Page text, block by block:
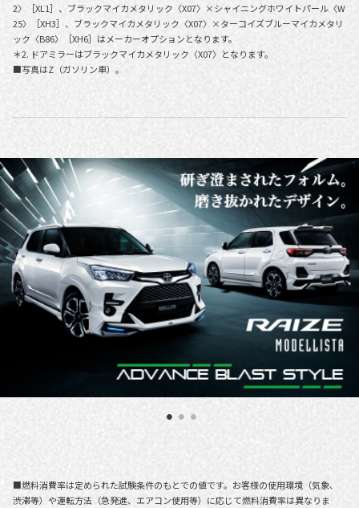
2〉［XL1］、ブラックマイカメタリック〈X07〉×シャイニングホワイトパール〈W
25〉［XH3］、ブラックマイカメタリック〈X07〉×ターコイズブルーマイカメタリ
ック〈B86〉［XH6］はメーカーオプションとなります。
＊2. ドアミラーはブラックマイカメタリック〈X07〉となります。
■写真はZ（ガソリン車）。
■燃料消費率は定められた試験条件のもとでの値です。お客様の使用環境（気象、
渋滞等）や運転方法（急発進、エアコン使用等）に応じて燃料消費率は異なりま